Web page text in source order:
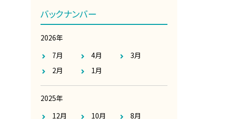
バックナンバー
2026年
7月
4月
3月
2月
1月
2025年
12月
10月
8月